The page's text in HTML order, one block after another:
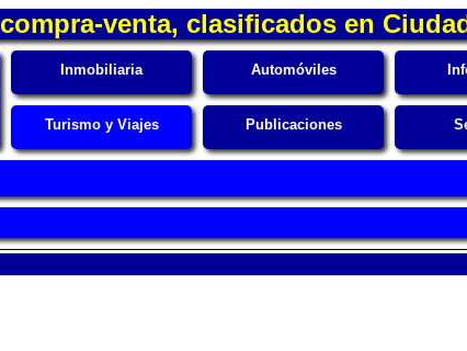
compra-venta, clasificados en
Inmobiliaria Automóviles
Turismo y Viajes Publicaciones